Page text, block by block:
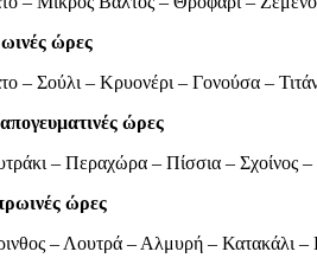
ώρες
– Σούλι – Κρυονέρι – Γονούσα –
ώρες
– Περαχώρα – Πίσσια – Σχοίνος
ώρες
– Λουτρά – Αλμυρή – Κατακάλι